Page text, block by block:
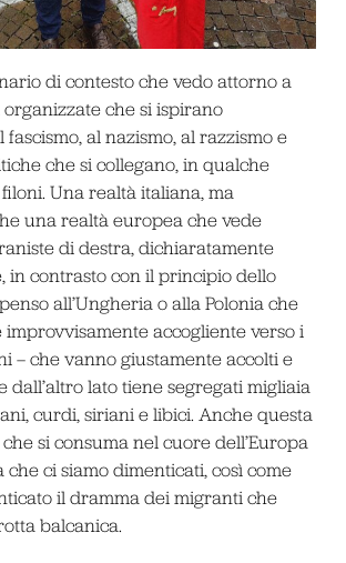
di contesto che vedo attorno a
che si ispirano
al nazismo, al razzismo e
che si collegano, in qualche
Una realtà italiana, ma
una realtà europea che vede
di destra, dichiaratamente
in contrasto con il principio dello
all’Ungheria o alla Polonia che
improvvisamente accogliente verso i
– che vanno giustamente accolti e
dall’altro lato tiene segregati migliaia
curdi, siriani e libici. Anche questa
si consuma nel cuore dell’Europa
che ci siamo dimenticati, così come
il dramma dei migranti che
balcanica.